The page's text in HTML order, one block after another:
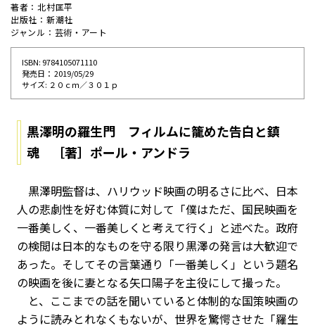
著者：北村匡平
出版社：新潮社
ジャンル：芸術・アート
ISBN: 9784105071110
発売⽇： 2019/05/29
サイズ: ２０ｃｍ／３０１ｐ
黒澤明の羅生門 フィルムに籠めた告白と鎮
魂 ［著］ポール・アンドラ
黒澤明監督は、ハリウッド映画の明るさに比べ、日本
人の悲劇性を好む体質に対して「僕はただ、国民映画を
一番美しく、一番美しくと考えて行く」と述べた。政府
の検閲は日本的なものを守る限り黒澤の発言は大歓迎で
あった。そしてその言葉通り「一番美しく」という題名
の映画を後に妻となる矢口陽子を主役にして撮った。
と、ここまでの話を聞いていると体制的な国策映画の
ように読みとれなくもないが、世界を驚愕させた「羅生